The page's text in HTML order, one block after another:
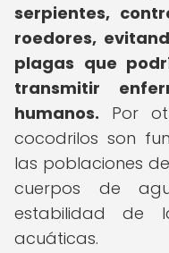
serpientes,
roedores,
plagas que
transmitir
humanos. Por
cocodrilos son
las poblaciones
cuerpos de
estabilidad de
acuáticas.